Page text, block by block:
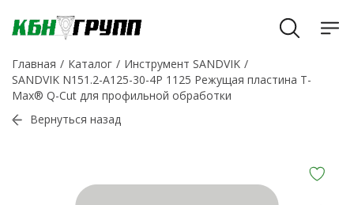
Главная Каталог
Инструмент SANDVIK
SANDVIK N151.2-A125-30-4P 1125 Режущая пластина T-
Max® Q-Cut для профильной обработки
Вернуться назад